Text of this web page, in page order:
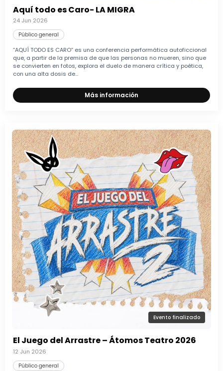
Aquí todo es Caro- LA MIGRA
24 Jun 2026
Público general
“AQUÍ TODO ES CARO” es una conferencia performática autoficcional
que, a partir de la premisa de que las personas no mueren, sino que
se convierten en fotos, explora el duelo de manera crítica y poética,
con una alta dosis de...
Más información
Evento finalizado
El Juego del Arrastre – Átomos Teatro 2026
12 Jun 2026
Público general